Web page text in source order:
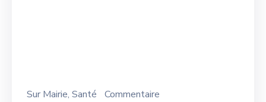
Sur Mairie‚ Santé Commentaire